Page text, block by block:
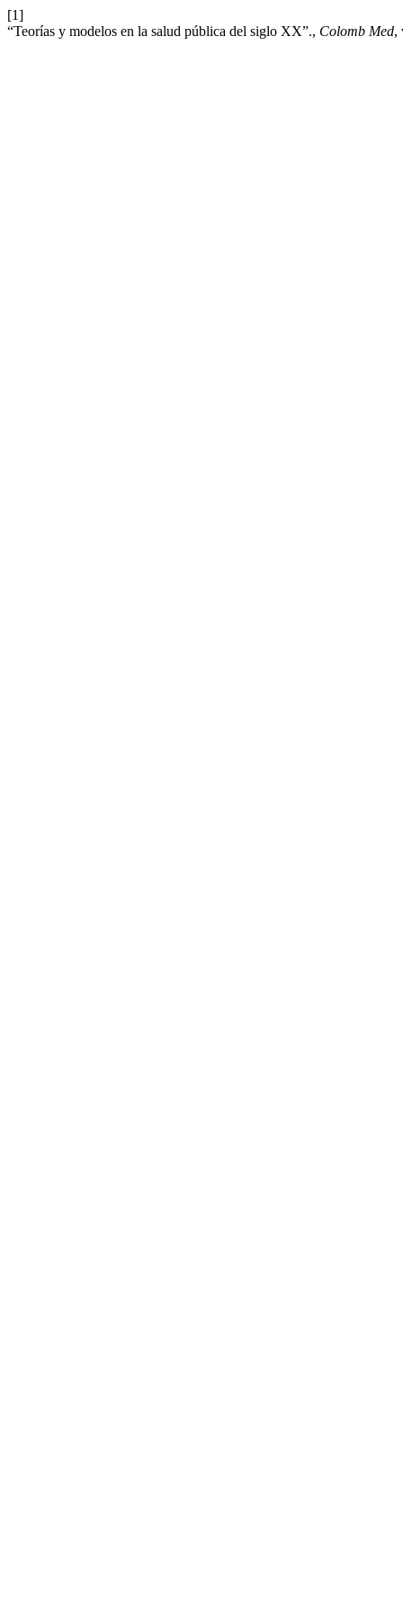
[1]
“Teorías y modelos en la salud pública del siglo XX”., Colomb Med,